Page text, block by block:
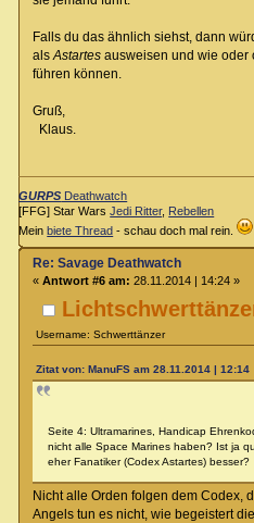
Falls du das ähnlich siehst, dann
alsAstartesausweisen und wie oder
führen können.
Gruß,
Klaus.
GURPS Deathwatch
[FFG] Star WarsJedi Ritter, Rebellen
Mein biete Thread - schau doch mal rein.
Username: Schwerttänzer
Re: Savage Deathwatch
« Antwort #6 am: 28.11.2014 | 14:24 »
Zitat von: ManuFS am 28.11.2014 | 12:14
Seite 4: Ultramarines, Handicap
nicht alle Space Marines haben? Ist ja
eher Fanatiker (Codex Astartes) besser?
Nicht alle Orden folgen dem Codex,
Angels tun es nicht, wie begeistert